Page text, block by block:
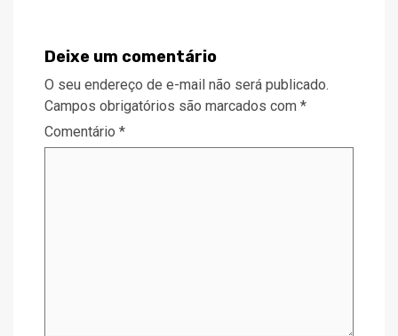
Deixe um comentário
O seu endereço de e-mail não será publicado.
Campos obrigatórios são marcados com *
Comentário *